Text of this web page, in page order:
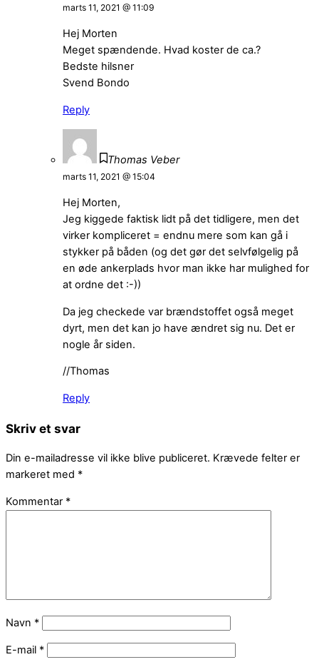
marts 11, 2021 @ 11:09
Hej Morten
Meget spændende. Hvad koster de ca.?
Bedste hilsner
Svend Bondo
Reply
Thomas Veber
marts 11, 2021 @ 15:04
Hej Morten,
Jeg kiggede faktisk lidt på det tidligere, men det
virker kompliceret = endnu mere som kan gå i
stykker på båden (og det gør det selvfølgelig på
en øde ankerplads hvor man ikke har mulighed for
at ordne det :-))
Da jeg checkede var brændstoffet også meget
dyrt, men det kan jo have ændret sig nu. Det er
nogle år siden.
//Thomas
Reply
Skriv et svar
Din e-mailadresse vil ikke blive publiceret. Krævede felter er
markeret med *
Kommentar *
Navn *
E-mail *